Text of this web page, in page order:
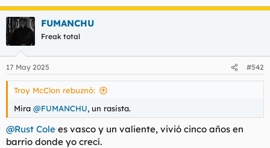
e
a
c
c
e
s
FUMANCHU
Freak total
17 May 2025 #542
Troy McClon rebuznó:
Mira @FUMANCHU, un rasista.
@Rust Cole es vasco y un valiente, vivió cinco años en
barrio donde yo crecí.